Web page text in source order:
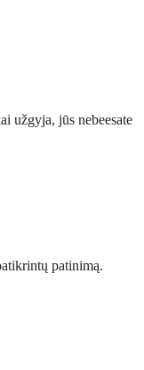
užgyja, jūs nebeesate
patinimą.